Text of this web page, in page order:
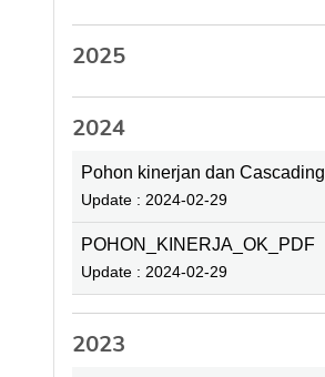
2025
2024
Pohon kinerjan dan Cascading
Update : 2024-02-29
POHON_KINERJA_OK_PDF
Update : 2024-02-29
2023